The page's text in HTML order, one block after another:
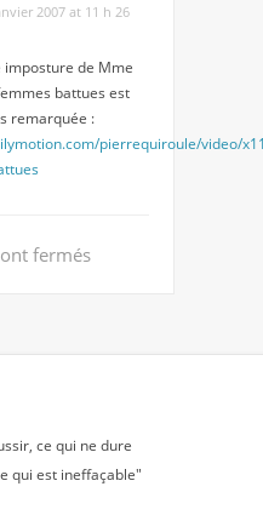
2007 at 11 h 26
imposture de Mme
battues est
remarquée :
pierrequiroule/video/
fermés
ce qui ne dure
qui est ineffaçable"